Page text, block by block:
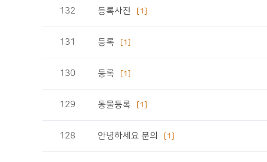
132 등록사진 [1]
131 등록 [1]
130 등록 [1]
129 동물등록 [1]
128 안녕하세요 문의 [1]